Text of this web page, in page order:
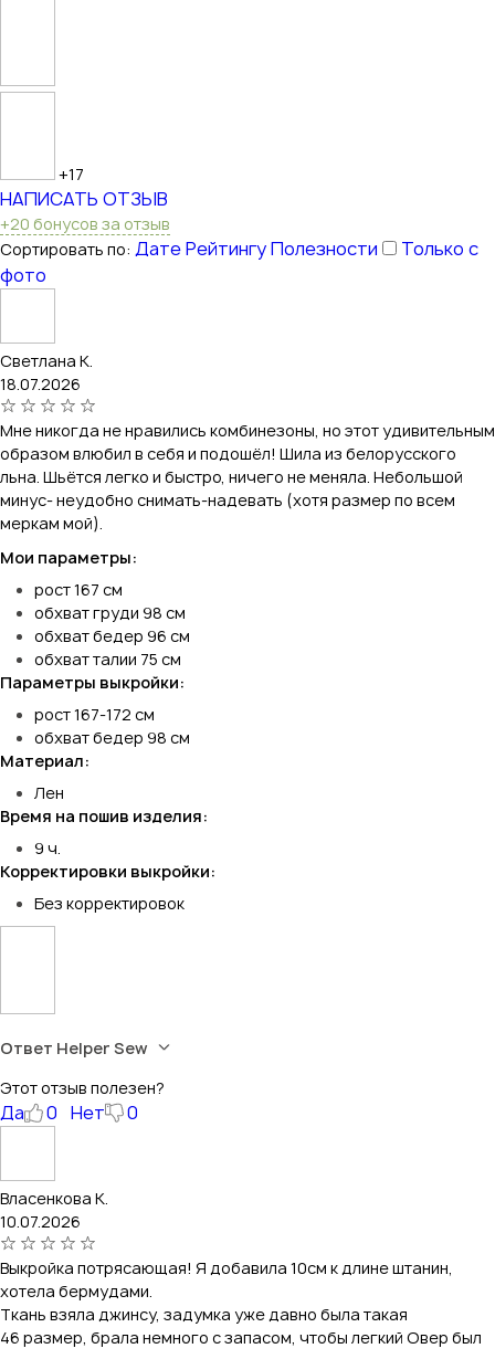
+17
НАПИСАТЬ ОТЗЫВ
+20 бонусов за отзыв
Сортировать по: ДатеРейтингуПолезности
Только с
фото
Светлана К.
18.07.2026
Мне никогда не нравились комбинезоны, но этот удивительным
образом влюбил в себя и подошёл! Шила из белорусского
льна. Шьётся легко и быстро, ничего не меняла. Небольшой
минус- неудобно снимать-надевать (хотя размер по всем
меркам мой).
Мои параметры:
рост 167 см
обхват груди 98 см
обхват бедер 96 см
обхват талии 75 см
Параметры выкройки:
рост 167-172 см
обхват бедер 98 см
Материал:
Лен
Время на пошив изделия:
9 ч.
Корректировки выкройки:
Без корректировок
Ответ Helper Sew
Этот отзыв полезен?
Да 0 Нет 0
Власенкова К.
10.07.2026
Выкройка потрясающая! Я добавила 10см к длине штанин,
хотела бермудами.
Ткань взяла джинсу, задумка уже давно была такая
46 размер, брала немного с запасом, чтобы легкий Овер был